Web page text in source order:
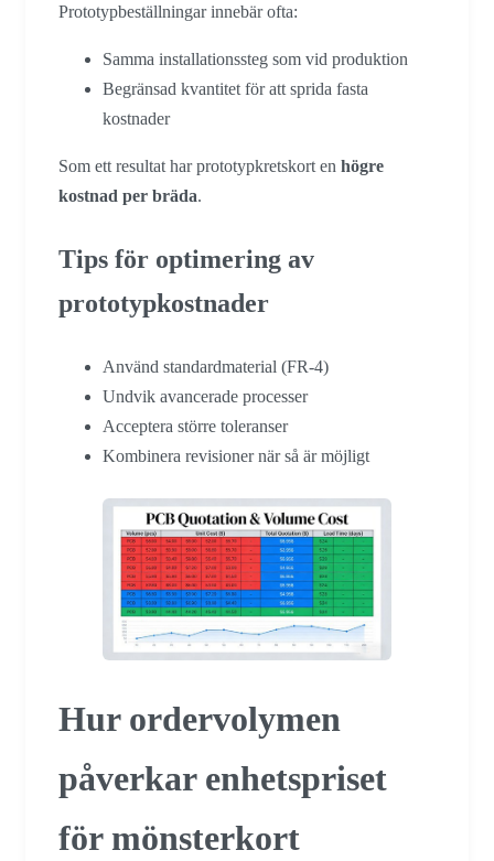
Prototypbeställningar innebär ofta:
Samma installationssteg som vid produktion
Begränsad kvantitet för att sprida fasta
kostnader
Som ett resultat har prototypkretskort en högre
kostnad per bräda.
Tips för optimering av
prototypkostnader
Använd standardmaterial (FR-4)
Undvik avancerade processer
Acceptera större toleranser
Kombinera revisioner när så är möjligt
Hur ordervolymen
påverkar enhetspriset
för mönsterkort